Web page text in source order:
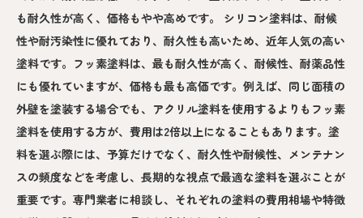
も耐久性が高く、価格もやや高めです。 シリコン塗料は、耐候
性や耐汚染性に優れており、耐久性も高いため、近年人気の高い
塗料です。フッ素塗料は、最も耐久性が高く、耐候性、耐薬品性
にも優れていますが、価格も最も高価です。例えば、同じ面積の
外壁を塗装する場合でも、アクリル塗料を使用するよりもフッ素
塗料を使用する方が、費用は2倍以上になることもあります。塗
料を選ぶ際には、予算だけでなく、耐久性や耐候性、メンテナン
スの頻度などを考慮し、長期的な視点で最適な塗料を選ぶことが
重要です。専門業者に相談し、それぞれの塗料の費用相場や特徴